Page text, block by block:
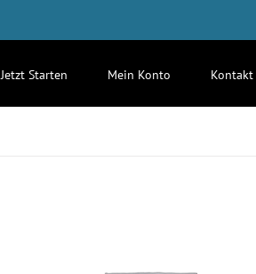
Jetzt Starten Mein Konto Kontakt